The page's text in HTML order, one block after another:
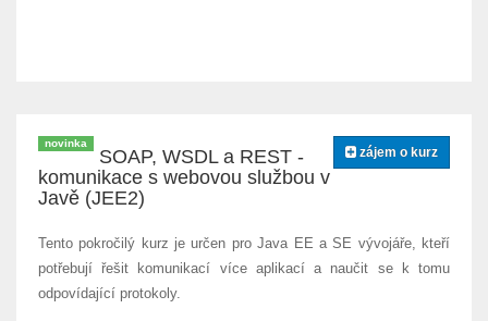
novinka
zájem o kurz
SOAP, WSDL a REST -
komunikace s webovou službou v
Javě (JEE2)
Tento pokročilý kurz je určen pro Java EE a SE vývojáře, kteří
potřebují řešit komunikací více aplikací a naučit se k tomu
odpovídající protokoly.